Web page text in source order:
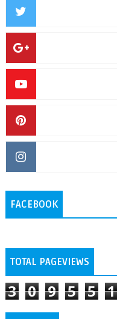
FACEBOOK
TOTAL PAGEVIEWS
3 0 9 5 5 1